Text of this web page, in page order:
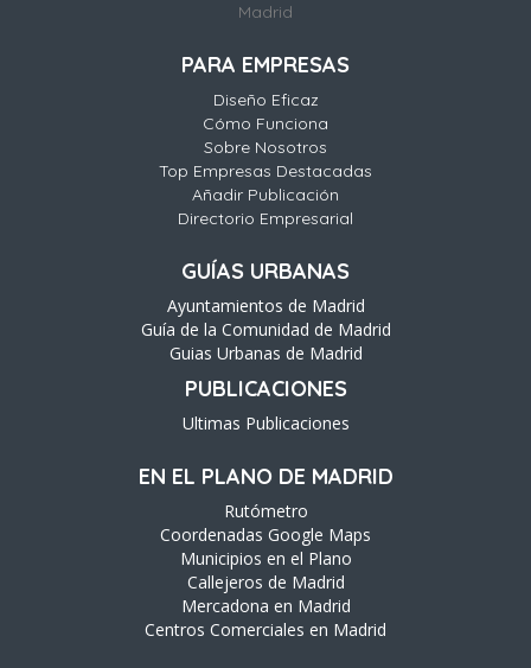
Madrid
PARA EMPRESAS
Diseño Eficaz
Cómo Funciona
Sobre Nosotros
Top Empresas Destacadas
Añadir Publicación
Directorio Empresarial
GUÍAS URBANAS
Ayuntamientos de Madrid
Guía de la Comunidad de Madrid
Guias Urbanas de Madrid
PUBLICACIONES
Ultimas Publicaciones
EN EL PLANO DE MADRID
Rutómetro
Coordenadas Google Maps
Municipios en el Plano
Callejeros de Madrid
Mercadona en Madrid
Centros Comerciales en Madrid